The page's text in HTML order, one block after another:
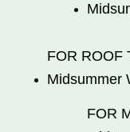
FOR ROOF
Midsummer
FOR
och
hemsida, Post